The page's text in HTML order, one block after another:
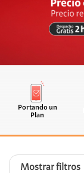
Portando un
Plan
Mostrar filtros